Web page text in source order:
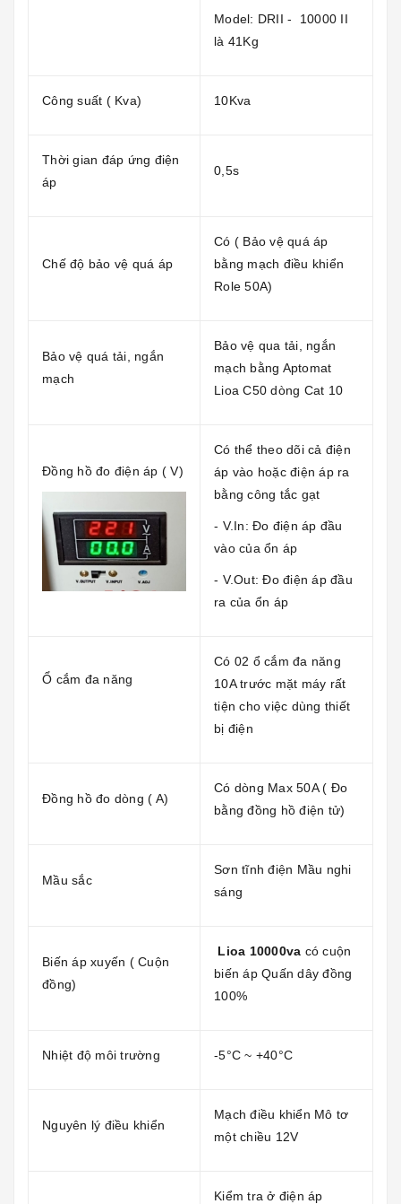
Model: DRII - 10000 II
là 41Kg
Công suất ( Kva) 10Kva
Thời gian đáp ứng điện
áp
0,5s
Chế độ bảo vệ quá áp
Có ( Bảo vệ quá áp
bằng mạch điều khiển
Role 50A)
Bảo vệ quá tải, ngắn
mạch
Bảo vệ qua tải, ngắn
mạch bằng Aptomat
Lioa C50 dòng Cat 10
Đồng hồ đo điện áp ( V)
Có thể theo dõi cả điện
áp vào hoặc điện áp ra
bằng công tắc gạt
- V.In: Đo điện áp đầu
vào của ổn áp
- V.Out: Đo điện áp đầu
ra của ổn áp
Ổ cắm đa năng
Có 02 ổ cắm đa năng
10A trước mặt máy rất
tiện cho việc dùng thiết
bị điện
Đồng hồ đo dòng ( A)
Có dòng Max 50A ( Đo
bằng đồng hồ điện tử)
Mầu sắc
Sơn tĩnh điện Mầu nghi
sáng
Biến áp xuyến ( Cuộn
đồng)
Lioa 10000va có cuộn
biến áp Quấn dây đồng
100%
Nhiệt độ môi trường -5°C ~ +40°C
Nguyên lý điều khiển
Mạch điều khiển Mô tơ
một chiều 12V
Kiểm tra ở điện áp